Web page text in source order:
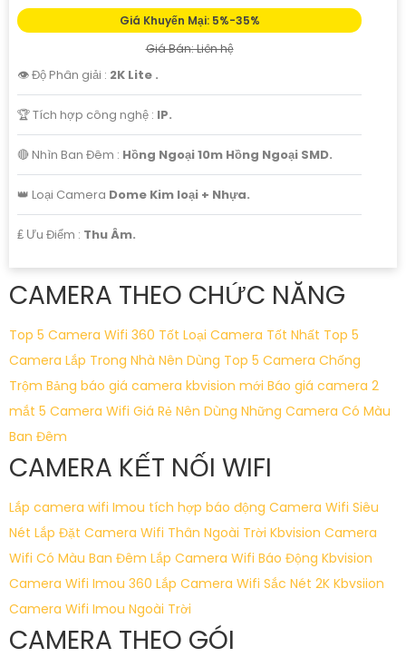
Giá Khuyến Mại: 5%-35%
Giá Bán: Liên hệ
👁 Độ Phân giải : 2K Lite .
🏆 Tích hợp công nghệ : IP.
🔴 Nhìn Ban Đêm : Hồng Ngoại 10m Hồng Ngoại SMD.
👑 Loại Camera Dome Kim loại + Nhựa.
️₤ Ưu Điểm : Thu Âm.
CAMERA THEO CHỨC NĂNG
Top 5 Camera Wifi 360 Tốt Loại Camera Tốt Nhất Top 5
Camera Lắp Trong Nhà Nên Dùng Top 5 Camera Chống
Trộm Bảng báo giá camera kbvision mới Báo giá camera 2
mắt 5 Camera Wifi Giá Rẻ Nên Dùng Những Camera Có Màu
Ban Đêm
CAMERA KẾT NỐI WIFI
Lắp camera wifi Imou tích hợp báo động Camera Wifi Siêu
Nét Lắp Đặt Camera Wifi Thân Ngoài Trời Kbvision Camera
Wifi Có Màu Ban Đêm Lắp Camera Wifi Báo Động Kbvision
Camera Wifi Imou 360 Lắp Camera Wifi Sắc Nét 2K Kbvsiion
Camera Wifi Imou Ngoài Trời
CAMERA THEO GÓI